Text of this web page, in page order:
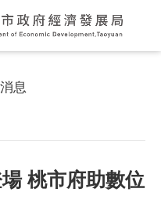
息
桃市府助數位